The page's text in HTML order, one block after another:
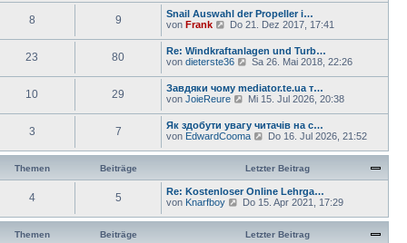
g
e
i
t
r
a
u
e
s
t
e
r
e
i
t
r
a
g
8 9
Snail Auswahl der Propeller i…
von Frank
N
u
e
s
t
e
r
e
i
t
r
Do 21. Dez 2017, 17:41
23 80
Re: Windkraftanlagen und Turb…
von dieterste36
N
e
s
t
e
r
e
i
t
r
a
Sa 26. Mai 2018, 22:26
10 29
Завдяки чому mediator.te.ua т…
von JoieReure
N
e
s
t
e
r
e
i
t
a
Mi 15. Jul 2026, 20:38
3 7
Як здобути увагу читачів на с…
von EdwardCooma
N
u
e
s
t
e
B
e
Do 16. Jul 2026, 21:52
Themen Beiträge Letzter Beitrag
4 5
Re: Kostenloser Online Lehrga…
von Knarfboy
N
u
Do 15. Apr 2021, 17:29
Themen Beiträge Letzter Beitrag